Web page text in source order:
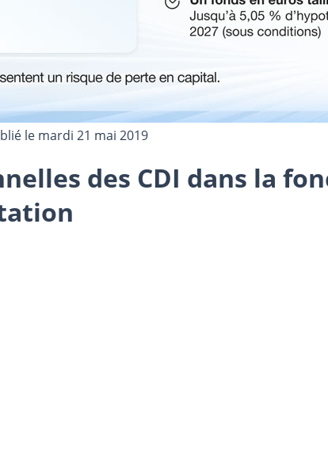
le mardi 21 mai 2019
des CDI dans la